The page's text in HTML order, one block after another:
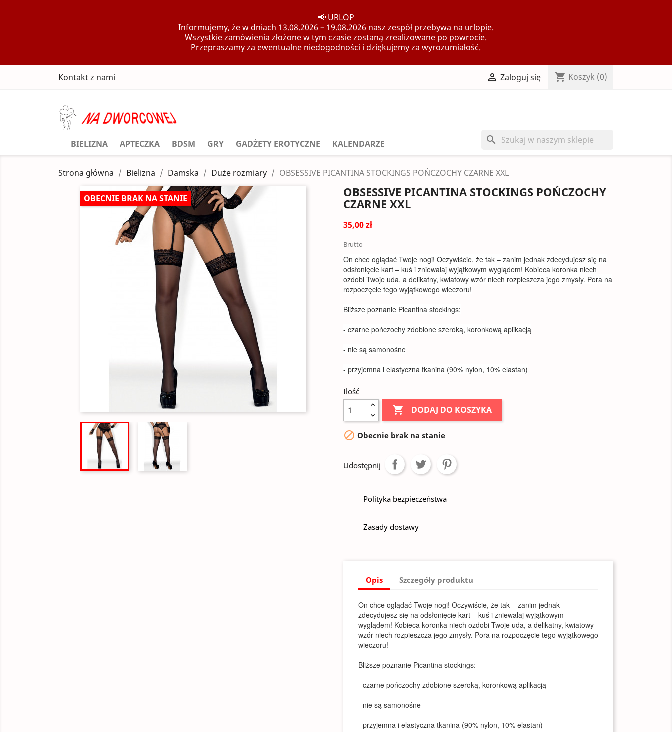
📢 URLOP
Informujemy, że w dniach 13.08.2026 – 19.08.2026 nasz zespół przebywa na urlopie.
Wszystkie zamówienia złożone w tym czasie zostaną zrealizowane po powrocie.
Przepraszamy za ewentualne niedogodności i dziękujemy za wyrozumiałość.
Kontakt z nami  Zaloguj się shopping_cart Koszyk (0)
BIELIZNA APTECZKA BDSM GRY GADŻETY EROTYCZNE KALENDARZE search
Strona główna Bielizna Damska Duże rozmiary OBSESSIVE PICANTINA STOCKINGS POŃCZOCHY CZARNE XXL
OBECNIE BRAK NA STANIE
OBSESSIVE PICANTINA STOCKINGS POŃCZOCHY
CZARNE XXL
35,00 zł
Brutto
On chce oglądać Twoje nogi! Oczywiście, że tak – zanim jednak zdecydujesz się na
odsłonięcie kart – kuś i zniewalaj wyjątkowym wyglądem! Kobieca koronka niech
ozdobi Twoje uda, a delikatny, kwiatowy wzór niech rozpieszcza jego zmysły. Pora na
rozpoczęcie tego wyjątkowego wieczoru!
Bliższe poznanie Picantina stockings:
- czarne pończochy zdobione szeroką, koronkową aplikacją
- nie są samonośne
- przyjemna i elastyczna tkanina (90% nylon, 10% elastan)
Ilość
 DODAJ DO KOSZYKA
 Obecnie brak na stanie
Udostępnij
Polityka bezpieczeństwa
Zasady dostawy
Opis Szczegóły produktu
On chce oglądać Twoje nogi! Oczywiście, że tak – zanim jednak
zdecydujesz się na odsłonięcie kart – kuś i zniewalaj wyjątkowym
wyglądem! Kobieca koronka niech ozdobi Twoje uda, a delikatny, kwiatowy
wzór niech rozpieszcza jego zmysły. Pora na rozpoczęcie tego wyjątkowego
wieczoru!
Bliższe poznanie Picantina stockings:
- czarne pończochy zdobione szeroką, koronkową aplikacją
- nie są samonośne
- przyjemna i elastyczna tkanina (90% nylon, 10% elastan)